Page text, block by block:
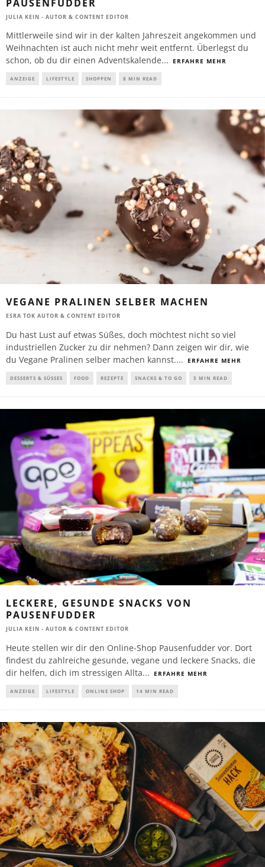
PAUSENFUDDER
JULIA KEIN - AUTOR & CONTENT EDITOR
Mittlerweile sind wir in der kalten Jahreszeit angekommen und
Weihnachten ist auch nicht mehr weit entfernt. Überlegst du
schon, ob du dir einen Adventskalende... ERFAHRE MEHR
ANZEIGE LIFESTYLE SHOPPEN 8 MIN READ
VEGANE PRALINEN SELBER MACHEN
ESRA TOK AUTOR & CONTENT EDITOR
Du hast Lust auf etwas Süßes, doch möchtest nicht so viel
industriellen Zucker zu dir nehmen? Dann zeigen wir dir, wie
du Vegane Pralinen selber machen kannst.... ERFAHRE MEHR
DESSERTS & SÜSSES FOOD REZEPTE SNACKS & TO GO 5 MIN READ
LECKERE, GESUNDE SNACKS VON
PAUSENFUDDER
JULIA KEIN - AUTOR & CONTENT EDITOR
Heute stellen wir dir den Online-Shop Pausenfudder vor. Dort
findest du zahlreiche gesunde, vegane und leckere Snacks, die
dir helfen, dich im stressigen Allta... ERFAHRE MEHR
ANZEIGE LIFESTYLE ONLINE SHOP 14 MIN READ